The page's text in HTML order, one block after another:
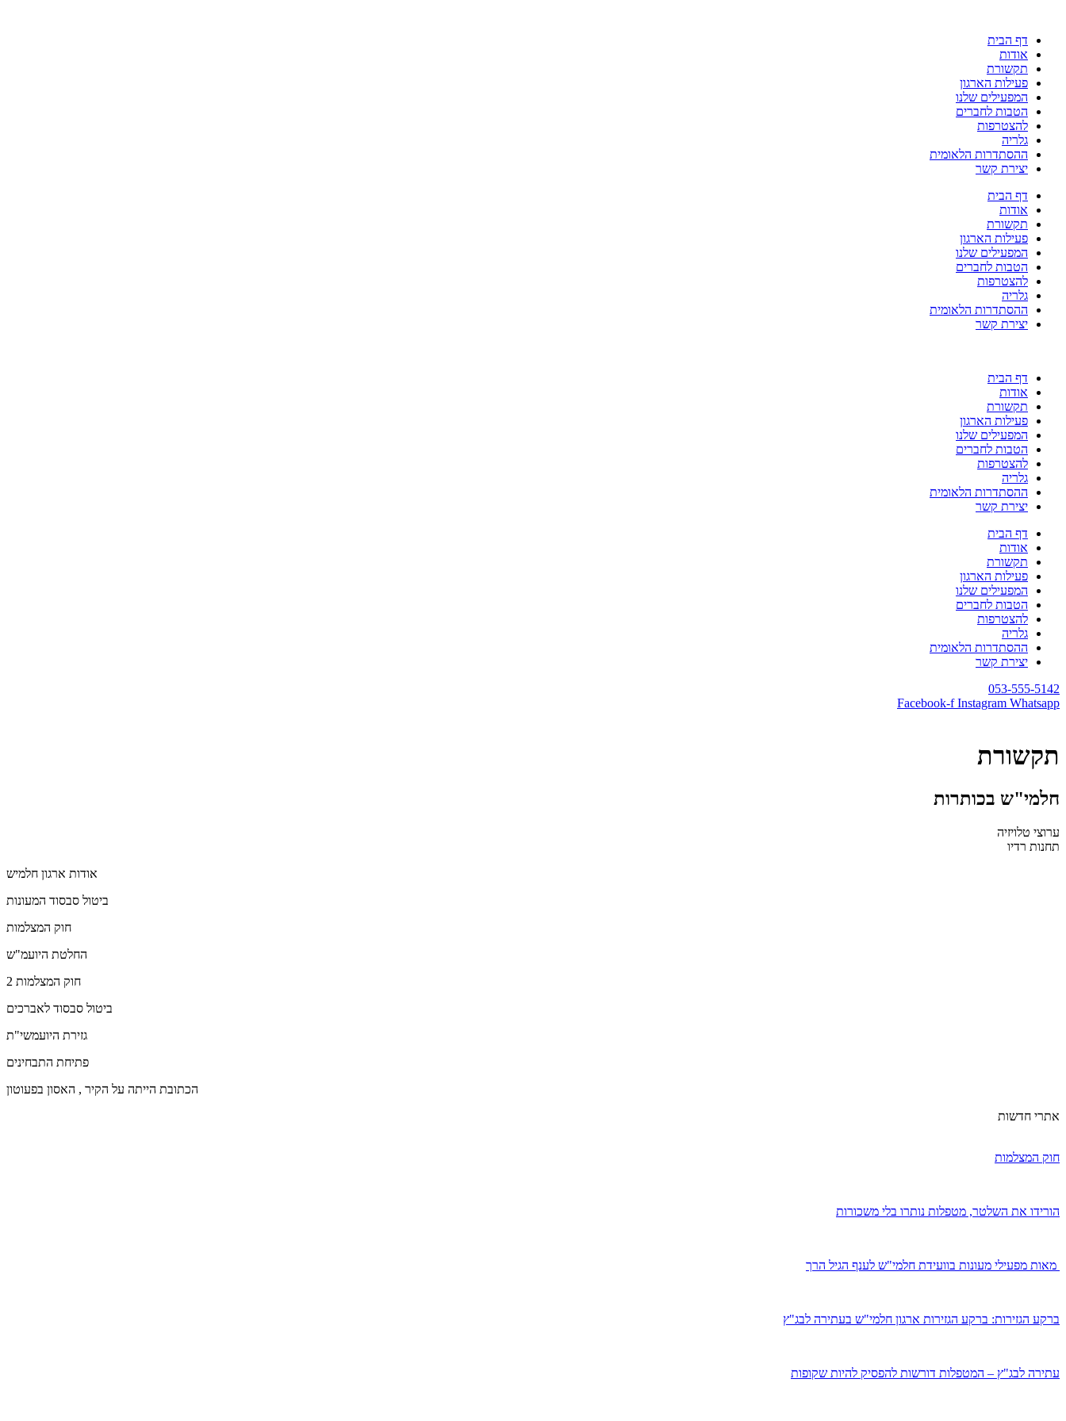
דף הבית
אודות
תקשורת
פעילות הארגון
המפעילים שלנו
הטבות לחברים
להצטרפות
גלריה
ההסתדרות הלאומית
יצירת קשר
דף הבית
אודות
תקשורת
פעילות הארגון
המפעילים שלנו
הטבות לחברים
להצטרפות
גלריה
ההסתדרות הלאומית
יצירת קשר
דף הבית
אודות
תקשורת
פעילות הארגון
המפעילים שלנו
הטבות לחברים
להצטרפות
גלריה
ההסתדרות הלאומית
יצירת קשר
דף הבית
אודות
תקשורת
פעילות הארגון
המפעילים שלנו
הטבות לחברים
להצטרפות
גלריה
ההסתדרות הלאומית
יצירת קשר
053-555-5142
Facebook-f Instagram Whatsapp
תקשורת
חלמי"ש בכותרות
ערוצי טלויזיה
תחנות רדיו
אודות ארגון חלמיש
ביטול סבסוד המעונות
חוק המצלמות
החלטת היועמ"ש
חוק המצלמות 2
ביטול סבסוד לאברכים
גזירת היועמשי"ת
פתיחת התבחינים
הכתובת הייתה על הקיר , האסון בפעוטון
אתרי חדשות
חוק המצלמות
הורידו את השלטר, מטפלות נותרו בלי משכורות
מאות מפעילי מעונות בוועידת חלמי"ש לענף הגיל הרך
ברקע הגזירות: ברקע הגזירות ארגון חלמי"ש בעתירה לבג"ץ
עתירה לבג"ץ – המטפלות דורשות להפסיק להיות שקופות